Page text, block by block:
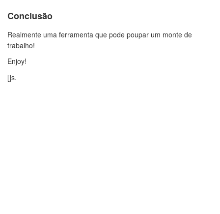
Conclusão
Realmente uma ferramenta que pode poupar um monte de
trabalho!
Enjoy!
[]s.